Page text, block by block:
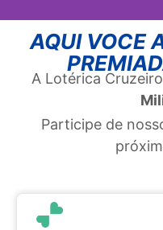
AQUI VOCE
A Lotérica
Participe de